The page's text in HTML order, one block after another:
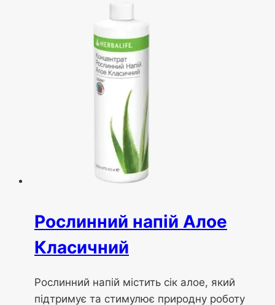
Рослинний напій Алое
Класичний
Рослинний напій містить сік алое, який
підтримує та стимулює природну роботу